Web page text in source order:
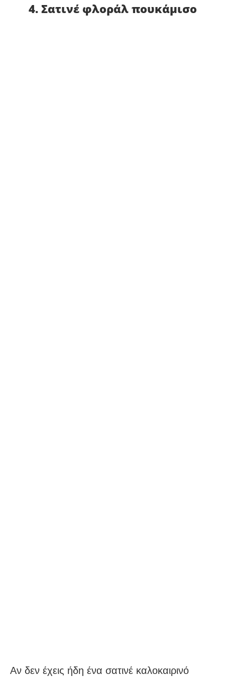
4. Σατινέ φλοράλ πουκάμισο
Αν δεν έχεις ήδη ένα σατινέ καλοκαιρινό